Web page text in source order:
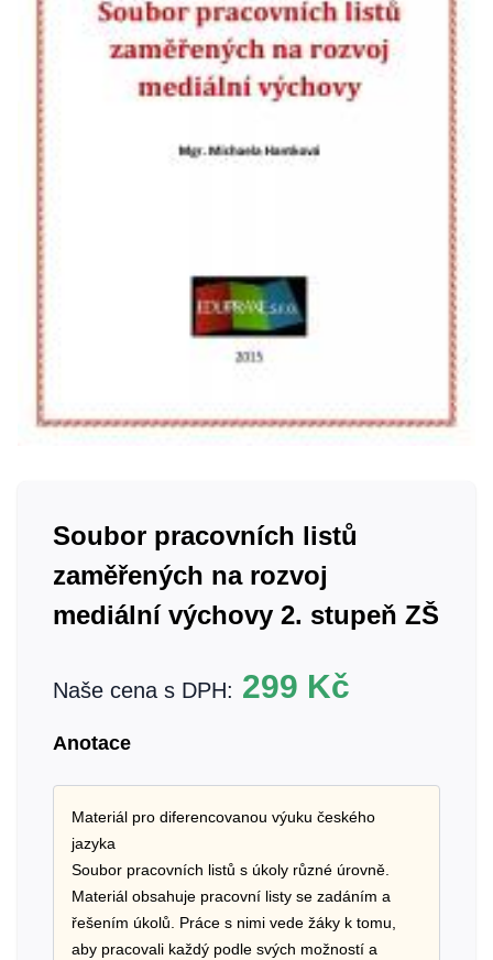
Soubor pracovních listů
zaměřených na rozvoj
mediální výchovy 2. stupeň ZŠ
Naše cena s DPH: 299 Kč
Anotace
Materiál pro diferencovanou výuku českého
jazyka
Soubor pracovních listů s úkoly různé úrovně.
Materiál obsahuje pracovní listy se zadáním a
řešením úkolů. Práce s nimi vede žáky k tomu,
aby pracovali každý podle svých možností a